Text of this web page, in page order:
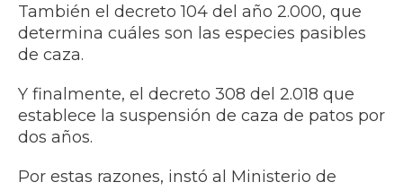
También el decreto 104 del año 2.000, que
determina cuáles son las especies pasibles
de caza.
Y finalmente, el decreto 308 del 2.018 que
establece la suspensión de caza de patos por
dos años.
Por estas razones, instó al Ministerio de